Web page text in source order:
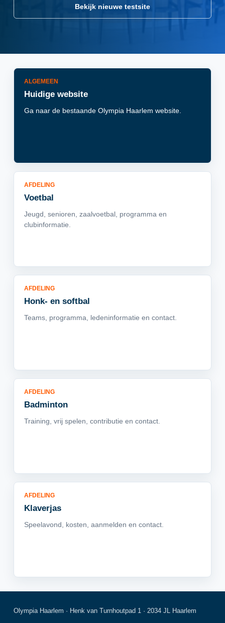
Bekijk nieuwe testsite
ALGEMEEN
Huidige website
Ga naar de bestaande Olympia Haarlem website.
AFDELING
Voetbal
Jeugd, senioren, zaalvoetbal, programma en
clubinformatie.
AFDELING
Honk- en softbal
Teams, programma, ledeninformatie en contact.
AFDELING
Badminton
Training, vrij spelen, contributie en contact.
AFDELING
Klaverjas
Speelavond, kosten, aanmelden en contact.
Olympia Haarlem · Henk van Turnhoutpad 1 · 2034 JL Haarlem